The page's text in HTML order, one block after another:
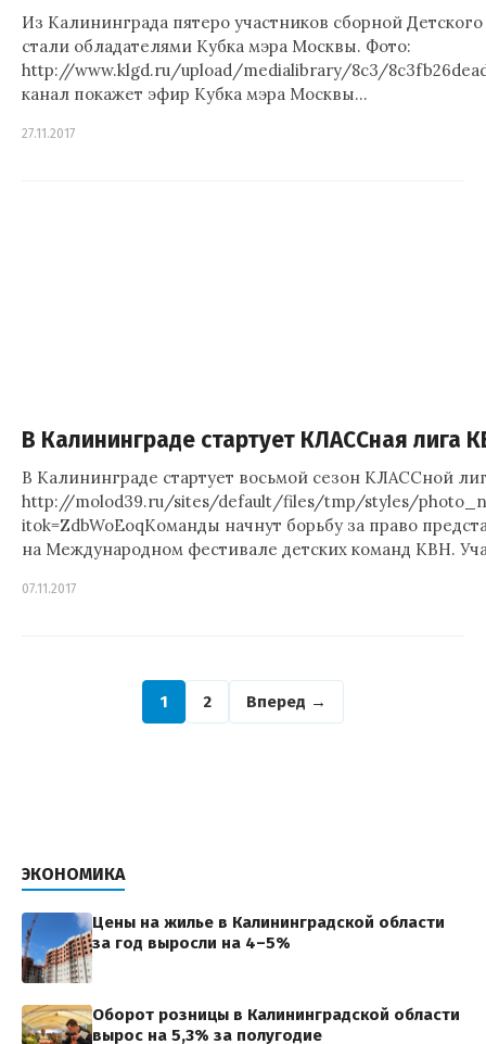
Из Калининграда пятеро участников сборной
стали обладателями Кубка мэра Москвы. Фото:
http://www.klgd.ru/upload/medialibrary/8c3/
канал покажет эфир Кубка мэра Москвы…
27.11.2017
В Калининграде стартует КЛАССная лига
В Калининграде стартует восьмой сезон КЛАССной
http://molod39.ru/sites/default/files/tmp/styles/
itok=ZdbWoEoqКоманды начнут борьбу за право
на Международном фестивале детских команд КВН.
07.11.2017
1 2 Вперед →
ЭКОНОМИКА
Цены на жилье в Калининградской области
за год выросли на 4–5%
Оборот розницы в Калининградской области
вырос на 5,3% за полугодие